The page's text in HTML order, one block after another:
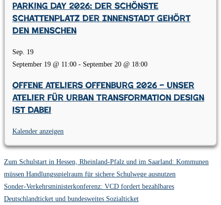
Parking Day 2026: Der schönste
Schattenplatz der Innenstadt gehört
den Menschen
Sep. 19
September 19 @ 11:00 - September 20 @ 18:00
Offene Ateliers Offenburg 2026 – Unser
Atelier für Urban Transformation Design
ist dabei
Kalender anzeigen
Zum Schulstart in Hessen, Rheinland-Pfalz und im Saarland: Kommunen
müssen Handlungsspielraum für sichere Schulwege ausnutzen
Sonder-Verkehrsministerkonferenz: VCD fordert bezahlbares
Deutschlandticket und bundesweites Sozialticket